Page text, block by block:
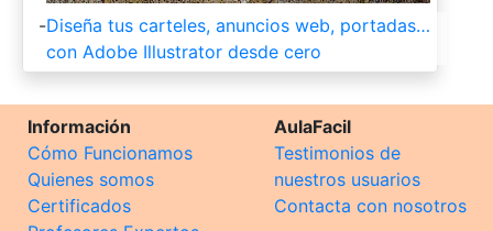
-Diseña tus carteles, anuncios web, portadas…
con Adobe Illustrator desde cero
Información
Cómo Funcionamos
Quienes somos
Certificados
AulaFacil
Testimonios de
nuestros usuarios
Contacta con nosotros